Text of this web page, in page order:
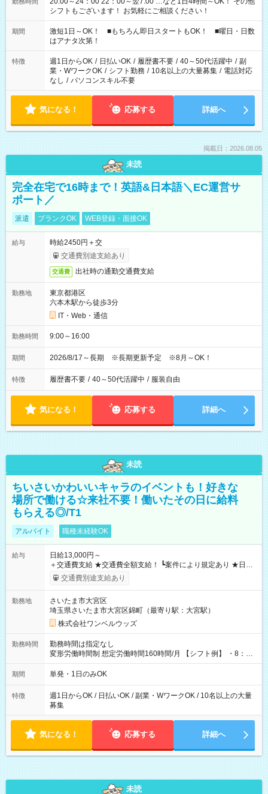
シフトもございます！ お気軽にご相談ください！
期間
激短1日～OK！ ■もちろん即日スタートもOK！ ■曜日・日数
はアナタ次第！
特徴 週1日からOK / 日払いOK / 履歴書不要 / 40～50代活躍中 / 副
業・WワークOK / シフト勤務 / 10名以上の大量募集 / 電話対応
なし / パソコンスキル不要
気になる！ 応募する 詳細へ
掲載日：2026.08.05
未読
完全在宅で16時まで！英語&日本語＼EC運営サ
ポート／
派遣 ブランクOK WEB登録・面接OK
給与
時給2450円＋交
交通費別途支給あり
交通費 出社時の通勤交通費支給
勤務地
東京都港区
六本木駅から徒歩3分
IT・Web・通信
勤務時間 9:00～16:00
期間 2026/8/17～長期 ※長期更新予定 ※8月～OK！
特徴 履歴書不要 / 40～50代活躍中 / 服装自由
気になる！ 応募する 詳細へ
未読
ちいさいかわいいキャラのイベントも！好きな
場所で働ける☆来社不要！働いたその日に給料
もらえる◎/T1
アルバイト 職種未経験OK
給与
日給13,000円～
＋交通費支給 ★交通費全額支給！ ┗案件により規定あり ★日払
いOK！（規定あり） ┗働いたその日に現金GET♪ お仕事後はコ
ンビニATMから 日払い分を引き落とせます！ 【試用期間】試
交通費別途支給あり
勤務地
さいたま市大宮区
埼玉県さいたま市大宮区錦町（最寄り駅：大宮駅）
株式会社ワンベルウッズ
勤務時間
勤務時間は指定なし
変形労働時間制 想定労働時間160時間/月 【シフト例】 ・8：00
～21：00
期間 単発・1日のみOK
特徴
週1日からOK / 日払いOK / 副業・WワークOK / 10名以上の大量
募集
気になる！ 応募する 詳細へ
未読